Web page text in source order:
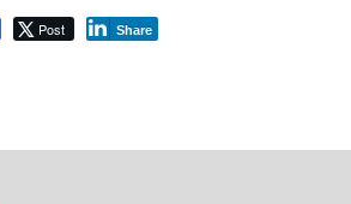
Post Share